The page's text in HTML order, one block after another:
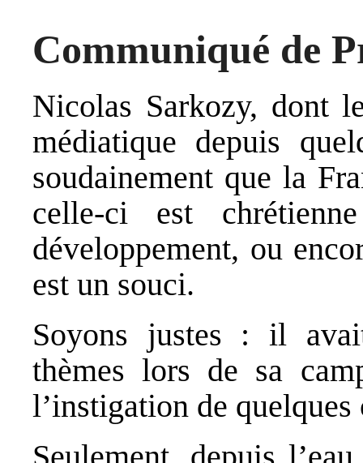
Communiqué de
Nicolas Sarkozy, dont
médiatique depuis
soudainement que la
celle-ci est
développement, ou
est un souci.
Soyons justes : il
thèmes lors de sa
l’instigation de